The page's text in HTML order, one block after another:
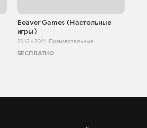
Beaver Games (Настольные
игры)
2015 - 2021, Познавательные
БЕСПЛАТНО